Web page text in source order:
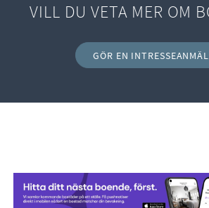
VILL DU VETA MER OM
GÖR EN